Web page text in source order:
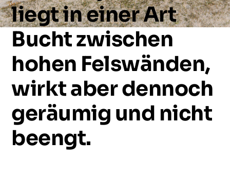
liegtineinerArt
Buchtzwischen
hohen Felswänden,
wirktaberdennoch
geräumig und nicht
beengt.